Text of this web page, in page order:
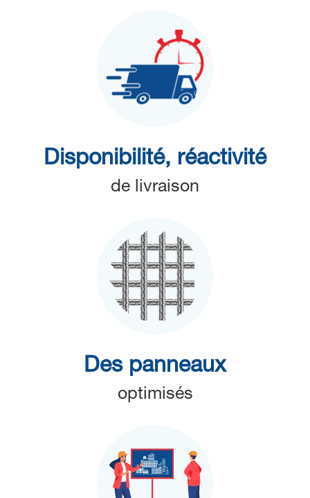
Disponibilité, réactivité
de livraison
Des panneaux
optimisés